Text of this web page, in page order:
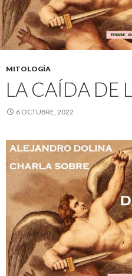
MITOLOGÍA
LA CAÍDA DE
6 OCTUBRE, 2022